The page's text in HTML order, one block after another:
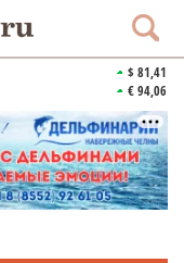
$ 81,41
€ 94,06